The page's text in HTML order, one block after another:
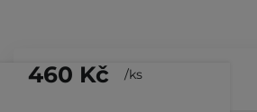
460 Kč /ks